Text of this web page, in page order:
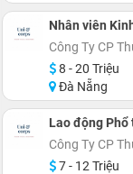
Công Ty CP
8 - 20 Triệu
Đà Nẵng
Lao động Phổ
Công Ty CP
7 - 12 Triệu